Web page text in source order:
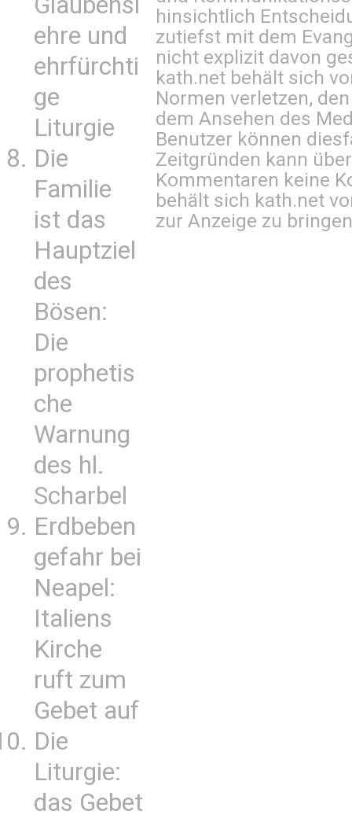
ehre und
ehrfürchti
ge
Liturgie
Die
Familie
ist das
Hauptziel
des
Bösen:
Die
prophetis
che
Warnung
des hl.
Scharbel
Erdbeben
gefahr bei
Neapel:
Italiens
Kirche
ruft zum
Gebet auf
Die
Liturgie:
das Gebet
hinsichtlich
zutiefst mit dem
nicht explizit davon
kath.net behält sich
Normen verletzen,
dem Ansehen des
Benutzer können
Zeitgründen kann
Kommentaren keine
behält sich kath.net
zur Anzeige zu